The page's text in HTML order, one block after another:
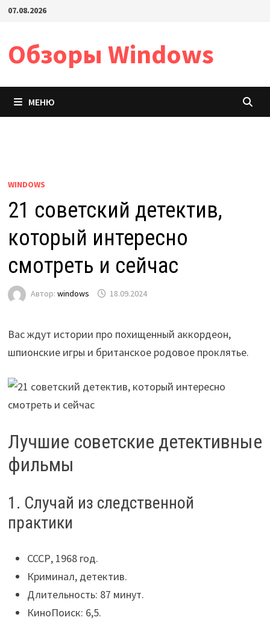
Перейти
содержимому
07.08.2026
Обзоры Windows
МЕНЮ
WINDOWS
21 советский детектив,
который интересно
смотреть и сейчас
Автор: windows 18.09.2024
Вас ждут истории про похищенный аккордеон,
шпионские игры и британское родовое проклятье.
Лучшие советские детективные
фильмы
1. Случай из следственной
практики
СССР, 1968 год.
Криминал, детектив.
Длительность: 87 минут.
КиноПоиск: 6,5.